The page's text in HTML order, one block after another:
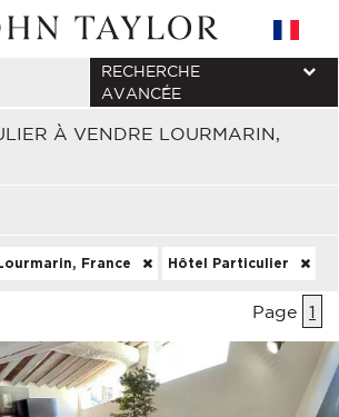
À VENDRE LOURMARIN,
RECHERCHE
AVANCÉE
France Hôtel Particulier
Page 1